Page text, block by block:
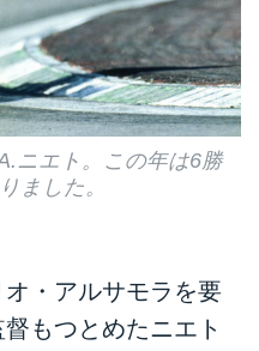
ニエト。この年は6勝
ました。
・アルサモラを要
もつとめたニエト